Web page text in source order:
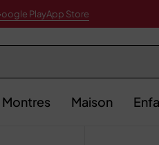
PlayApp Store
Montres Maison